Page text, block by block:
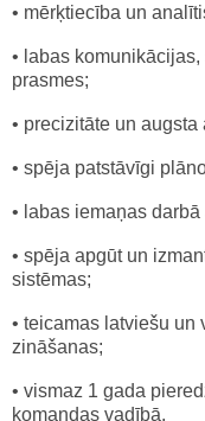
• mērķtiecība un
• labas
prasmes;
• precizitāte un
• spēja patstāvīgi
• labas iemaņas
• spēja apgūt un
sistēmas;
• teicamas latviešu
zināšanas;
• vismaz 1 gada
komandas vadībā.